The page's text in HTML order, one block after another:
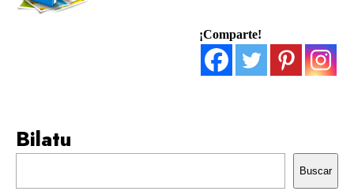
¡Comparte!
Bilatu
Buscar